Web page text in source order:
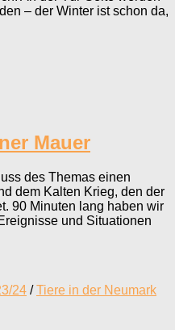
– der Winter ist schon da,
Mauer
des Themas einen
dem Kalten Krieg, den der
90 Minuten lang haben wir
und Situationen
24 /Tiere in der Neumark